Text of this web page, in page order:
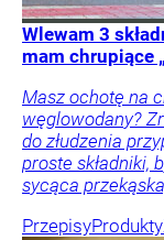
Wlewam 3
mam chrupiące
Masz ochotę na
węglowodany?
do złudzenia
proste składniki,
sycąca
PrzepisyProdukty